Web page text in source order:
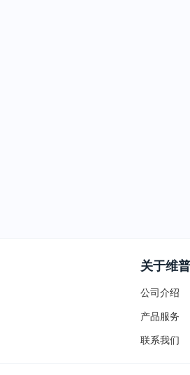
关于维普
公司介绍
产品服务
联系我们